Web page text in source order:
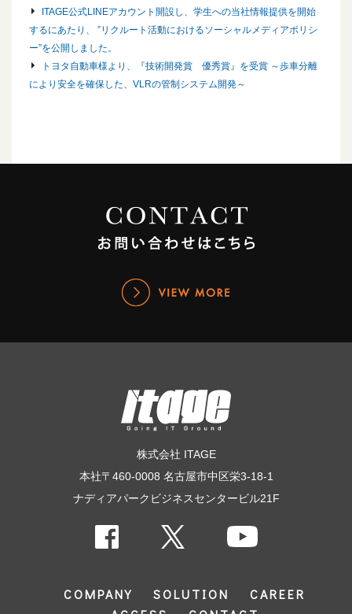
ITAGE公式LINEアカウント開設し、学生への当社情報提供を開始
するにあたり、 ”リクルート活動におけるソーシャルメディアポリシ
ー”を公開しました。
トヨタ自動車様より、『技術開発賞 優秀賞』を受賞 ～歩車分離
により安全を確保した、VLRの管制システム開発～
株式会社 ITAGE
本社〒460-0008 名古屋市中区栄3-18-1
ナディアパークビジネスセンタービル21F
COMPANY SOLUTION
CAREER